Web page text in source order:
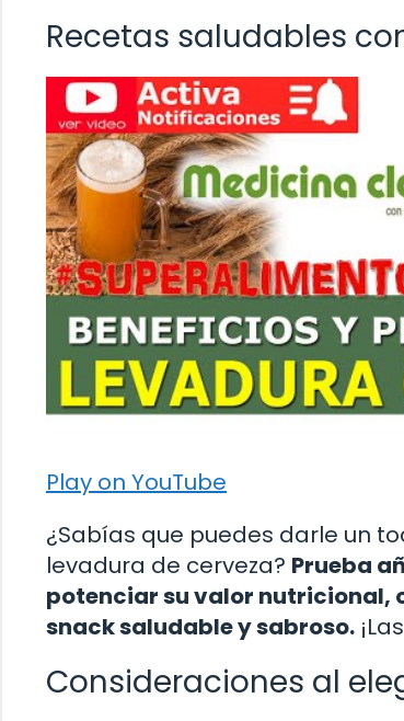
Recetas saludables
Play on YouTube
¿Sabías que puedes darle un
levadura de cerveza? Prueba
potenciar su valor nutricional,
snack saludable y sabroso.
Consideraciones al